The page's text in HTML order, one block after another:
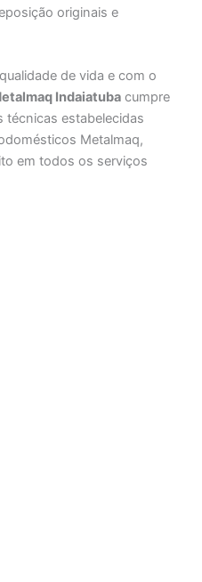
originais e
de vida e com o
Indaiatuba cumpre
técnicas estabelecidas
Metalmaq,
em todos os serviços